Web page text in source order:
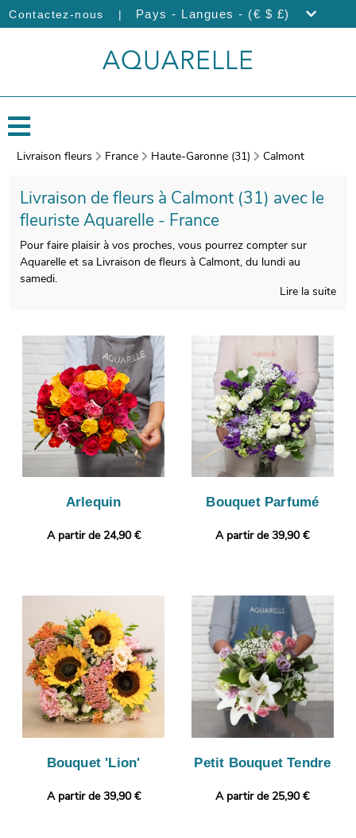
Contactez-nous | Pays - Langues - (€ $ £)
Livraison fleurs France Haute-Garonne (31) Calmont
Livraison de fleurs à Calmont (31) avec le
fleuriste Aquarelle - France
Pour faire plaisir à vos proches, vous pourrez compter sur
Aquarelle et sa Livraison de fleurs à Calmont, du lundi au
samedi.
votre composition florale, avec un vase de transport, puis une
photo sera prise. Cette photographie vous est ensuite envoyée
afin que vous puissiez jeter un œil à votre bouquet. L’expédition
sera ensuite lancée. Vous voulez joindre à votre bouquet une
touche plus personnelle ? Il vous sera possible de glisser une
photo imprimée et un message, pour un cadeau encore plus
personnalisé.
Lire la suite
Arlequin
A partir de 24,90 €
Bouquet Parfumé
A partir de 39,90 €
Bouquet 'Lion'
A partir de 39,90 €
Petit Bouquet Tendre
A partir de 25,90 €